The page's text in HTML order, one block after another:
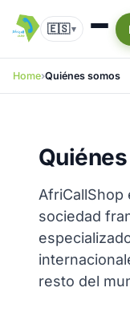
🇪🇸▾
Home Quiénes somos
AfriCallShop
sociedad
resto del